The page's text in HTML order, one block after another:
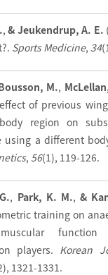
,& Jeukendrup, A. E.
Sports Medicine, 34
M.,
of previous
region on
using a different
, 56(1), 119-126.
, Park, K. M.,&
training on
players. Korean
1321-1331.